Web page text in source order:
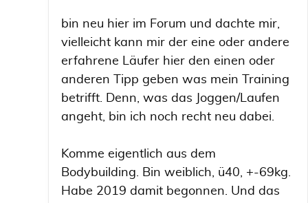
bin neu hier im Forum und dachte mir,
vielleicht kann mir der eine oder andere
erfahrene Läufer hier den einen oder
anderen Tipp geben was mein Training
betrifft. Denn, was das Joggen/Laufen
angeht, bin ich noch recht neu dabei.
Komme eigentlich aus dem
Bodybuilding. Bin weiblich, ü40, +-69kg.
Habe 2019 damit begonnen. Und das